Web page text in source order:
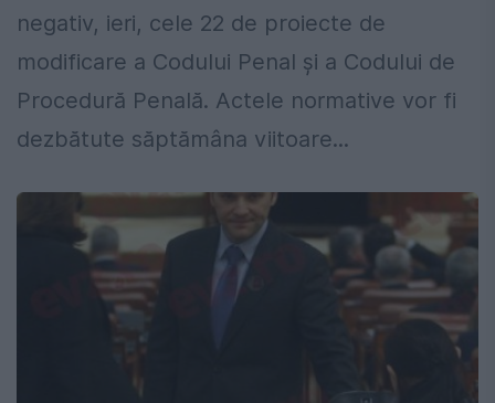
negativ, ieri, cele 22 de proiecte de
modificare a Codului Penal și a Codului de
Procedură Penală. Actele normative vor fi
dezbătute săptămâna viitoare...